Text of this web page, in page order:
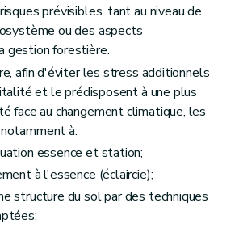
prévisibles, tant au niveau de
ou des aspects
gestion forestière.
afin d'éviter les stress additionnels
et le prédisposent à une plus
face au changement climatique, les
à:
essence et station;
à l'essence (éclaircie);
structure du sol par des techniques